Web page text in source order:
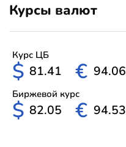
Курсы валют
Курс ЦБ
$ 81.41 € 94.06
Биржевой курс
$ 82.05 € 94.53